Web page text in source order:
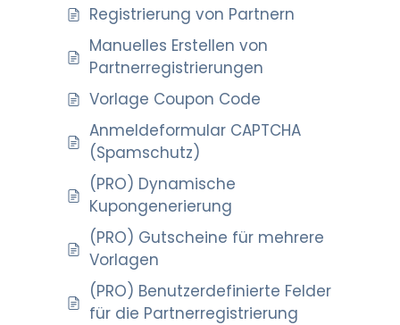
Registrierung von Partnern
Manuelles Erstellen von
Partnerregistrierungen
Vorlage Coupon Code
Anmeldeformular CAPTCHA
(Spamschutz)
(PRO) Dynamische
Kupongenerierung
(PRO) Gutscheine für mehrere
Vorlagen
(PRO) Benutzerdefinierte Felder
für die Partnerregistrierung